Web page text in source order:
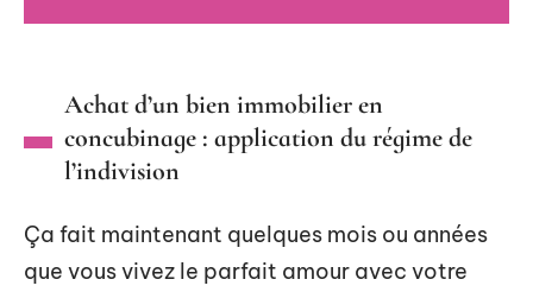
Achat d’un bien immobilier en
concubinage : application du régime de
l’indivision
Ça fait maintenant quelques mois ou années
que vous vivez le parfait amour avec votre